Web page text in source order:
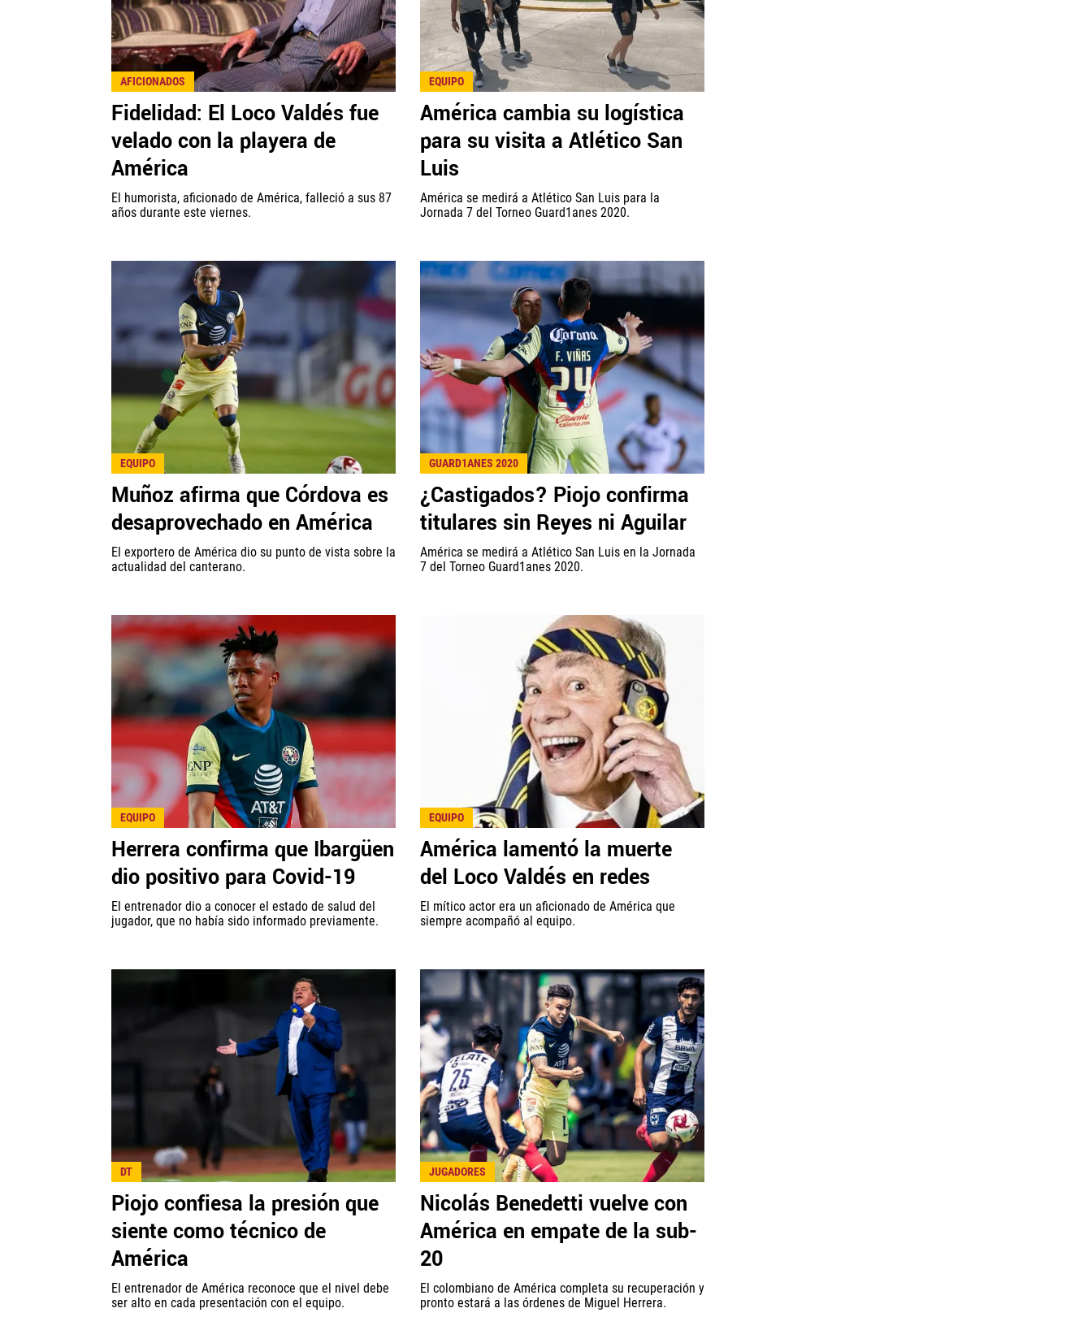
AFICIONADOS
Fidelidad: El Loco Valdés fue
velado con la playera de
América
El humorista, aficionado de América, falleció a sus 87
años durante este viernes.
EQUIPO
América cambia su logística
para su visita a Atlético San
Luis
América se medirá a Atlético San Luis para la
Jornada 7 del Torneo Guard1anes 2020.
EQUIPO
Muñoz afirma que Córdova es
desaprovechado en América
El exportero de América dio su punto de vista sobre la
actualidad del canterano.
GUARD1ANES 2020
¿Castigados? Piojo confirma
titulares sin Reyes ni Aguilar
América se medirá a Atlético San Luis en la Jornada
7 del Torneo Guard1anes 2020.
EQUIPO
Herrera confirma que Ibargüen
dio positivo para Covid-19
El entrenador dio a conocer el estado de salud del
jugador, que no había sido informado previamente.
EQUIPO
América lamentó la muerte
del Loco Valdés en redes
El mítico actor era un aficionado de América que
siempre acompañó al equipo.
DT
Piojo confiesa la presión que
siente como técnico de
América
El entrenador de América reconoce que el nivel debe
ser alto en cada presentación con el equipo.
JUGADORES
Nicolás Benedetti vuelve con
América en empate de la sub-
20
El colombiano de América completa su recuperación y
pronto estará a las órdenes de Miguel Herrera.